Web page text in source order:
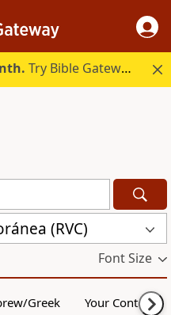
Try Bible Gateway Plus.
(RVC)
Font Size
Greek Your Content